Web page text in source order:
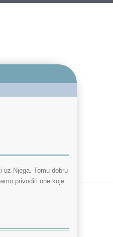
uz Njega. Tomu dobru
privoditi one koje